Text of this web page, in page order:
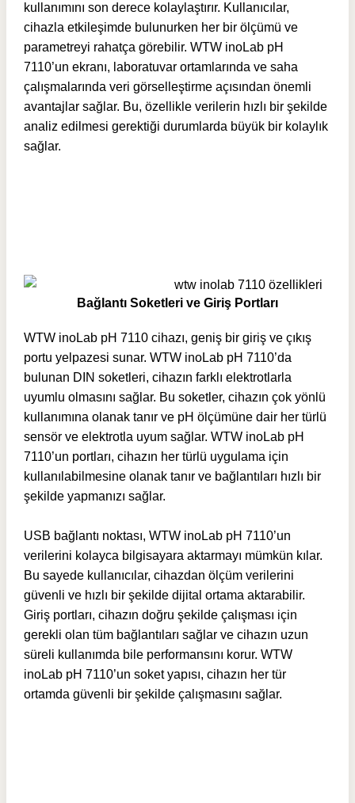
kullanımını son derece kolaylaştırır. Kullanıcılar,
cihazla etkileşimde bulunurken her bir ölçümü ve
parametreyi rahatça görebilir. WTW inoLab pH
7110’un ekranı, laboratuvar ortamlarında ve saha
çalışmalarında veri görselleştirme açısından önemli
avantajlar sağlar. Bu, özellikle verilerin hızlı bir şekilde
analiz edilmesi gerektiği durumlarda büyük bir kolaylık
sağlar.
Bağlantı Soketleri ve Giriş Portları
WTW inoLab pH 7110 cihazı, geniş bir giriş ve çıkış
portu yelpazesi sunar. WTW inoLab pH 7110’da
bulunan DIN soketleri, cihazın farklı elektrotlarla
uyumlu olmasını sağlar. Bu soketler, cihazın çok yönlü
kullanımına olanak tanır ve pH ölçümüne dair her türlü
sensör ve elektrotla uyum sağlar. WTW inoLab pH
7110’un portları, cihazın her türlü uygulama için
kullanılabilmesine olanak tanır ve bağlantıları hızlı bir
şekilde yapmanızı sağlar.
USB bağlantı noktası, WTW inoLab pH 7110’un
verilerini kolayca bilgisayara aktarmayı mümkün kılar.
Bu sayede kullanıcılar, cihazdan ölçüm verilerini
güvenli ve hızlı bir şekilde dijital ortama aktarabilir.
Giriş portları, cihazın doğru şekilde çalışması için
gerekli olan tüm bağlantıları sağlar ve cihazın uzun
süreli kullanımda bile performansını korur. WTW
inoLab pH 7110’un soket yapısı, cihazın her tür
ortamda güvenli bir şekilde çalışmasını sağlar.